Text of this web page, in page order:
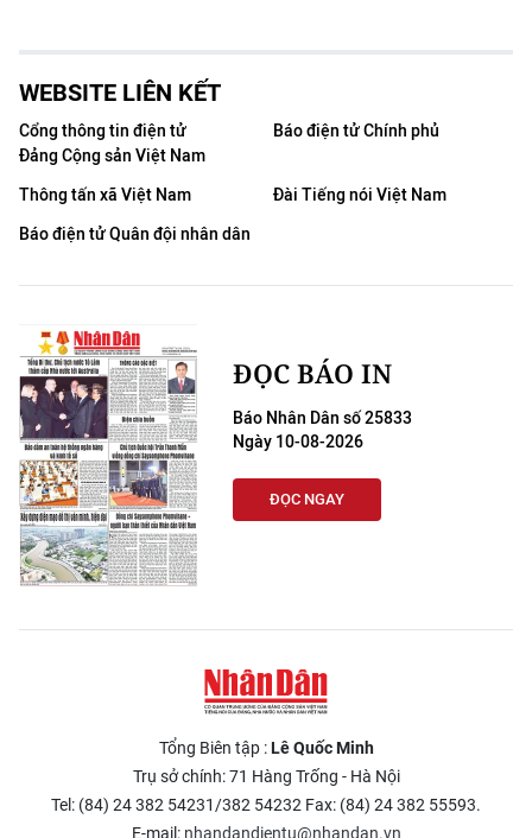
WEBSITE LIÊN KẾT
Cổng thông tin điện tử
Đảng Cộng sản Việt Nam
Báo điện tử Chính phủ
Thông tấn xã Việt Nam
Đài Tiếng nói Việt Nam
Báo điện tử Quân đội nhân dân
ĐỌC BÁO IN
Báo Nhân Dân số 25833
Ngày 10-08-2026
ĐỌC NGAY
Tổng Biên tập :Lê Quốc Minh
Trụ sở chính: 71 Hàng Trống - Hà Nội
Tel: (84) 24 382 54231/382 54232 Fax: (84) 24 382 55593.
E-mail: nhandandientu@nhandan.vn